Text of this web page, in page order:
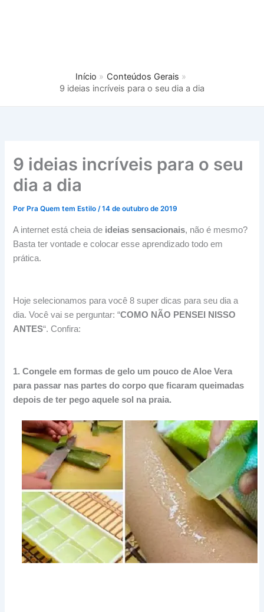
Início
Conteúdos Gerais
9 ideias incríveis para o seu dia a dia
9 ideias incríveis para o seu
dia a dia
Por Pra Quem tem Estilo/14 de outubro de 2019
A internet está cheia de ideias sensacionais, não é mesmo?
Basta ter vontade e colocar esse aprendizado todo em
prática.
Hoje selecionamos para você 8 super dicas para seu dia a
dia. Você vai se perguntar: “COMO NÃO PENSEI NISSO
ANTES“. Confira:
1. Congele em formas de gelo um pouco de Aloe Vera
para passar nas partes do corpo que ficaram queimadas
depois de ter pego aquele sol na praia.